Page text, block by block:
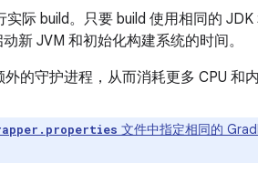
际 build。只要 build 使用相同的 JDK
新 JVM 和初始化构建系统的时间。
的守护进程，从而消耗更多 CPU 和内
文件中指定相同的